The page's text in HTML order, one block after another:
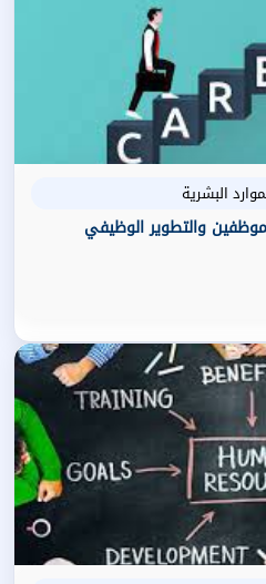
البشرية
والتطوير الوظيفي